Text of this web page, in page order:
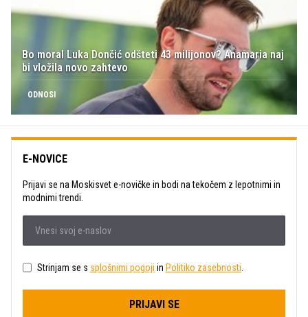
Bo moral Luka Dončić odšteti 43 milijonov? Anamaria naj
bi vložila novo zahtevo
ODNOSI
E-NOVICE
Prijavi se na Moskisvet e-novičke in bodi na tekočem z lepotnimi in
modnimi trendi.
Strinjam se s splošnimi pogoji in Politiko zasebnosti
PRIJAVI SE